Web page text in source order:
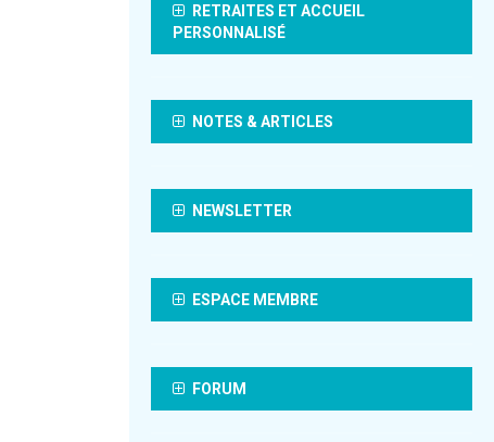
RETRAITES ET ACCUEIL
PERSONNALISÉ
NOTES & ARTICLES
NEWSLETTER
ESPACE MEMBRE
FORUM